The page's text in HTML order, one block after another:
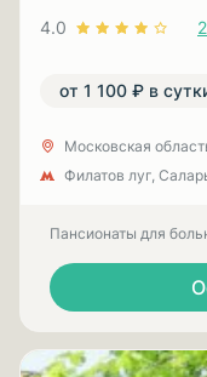
4.0
от 1 100 ₽ в
Московская
Филатов луг,
Пансионаты для